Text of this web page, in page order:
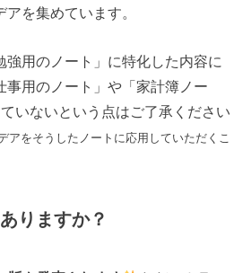
を集めています。
強用のノート」に特化した内容に
事用のノート」や「家計簿ノー
いないという点はご了承ください
アをそうしたノートに応用していただくこ
りますか？